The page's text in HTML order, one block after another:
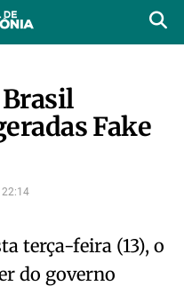
Fake
22:14
terça-feira (13), o
do governo